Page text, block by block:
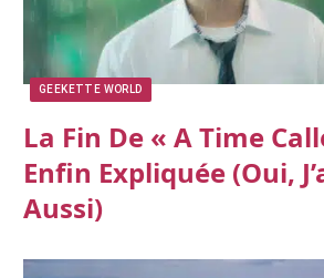
GEEKETTE WORLD
La Fin De « A Time
Enfin Expliquée (oui,
Aussi)